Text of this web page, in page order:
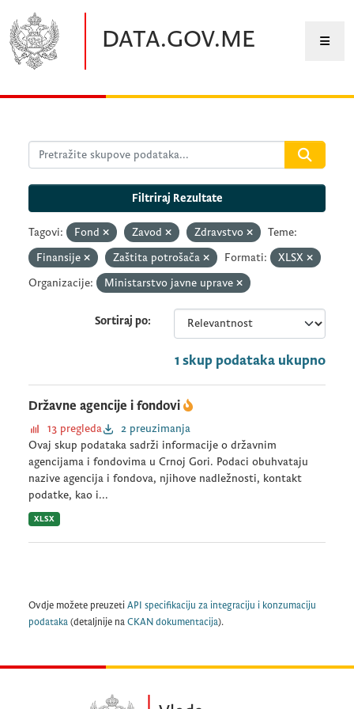
DATA.GOV.ME
Filtriraj Rezultate
Tagovi: Fond Zavod Zdravstvo
Teme:
Finansije
Zaštita potrošača Formati:
XLSX
Organizacije:
Ministarstvo javne uprave
Sortiraj po
1 skup podataka ukupno
Državne agencije i fondovi
13 pregleda
2 preuzimanja
Ovaj skup podataka sadrži informacije o državnim
agencijama i fondovima u Crnoj Gori. Podaci obuhvataju
nazive agencija i fondova, njihove nadležnosti, kontakt
podatke, kao i...
XLSX
Ovdje možete preuzeti API specifikaciju za integraciju i konzumaciju
podataka (detaljnije na CKAN dokumentacija).